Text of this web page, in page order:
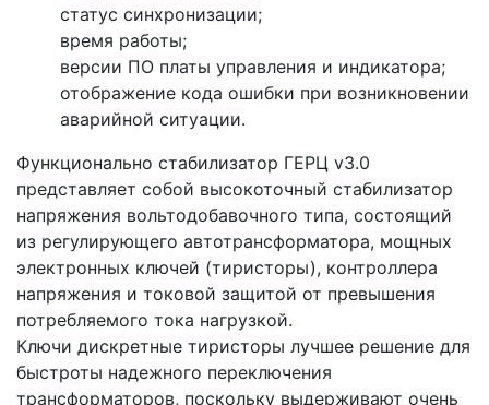
статус синхронизации;
время работы;
версии ПО платы управления и индикатора;
отображение кода ошибки при возникновении
аварийной ситуации.
Функционально стабилизатор ГЕРЦ v3.0
представляет собой высокоточный стабилизатор
напряжения вольтодобавочного типа, состоящий
из регулирующего автотрансформатора, мощных
электронных ключей (тиристоры), контроллера
напряжения и токовой защитой от превышения
потребляемого тока нагрузкой.
Ключи дискретные тиристоры лучшее решение для
быстроты надежного переключения
трансформаторов, поскольку выдерживают очень